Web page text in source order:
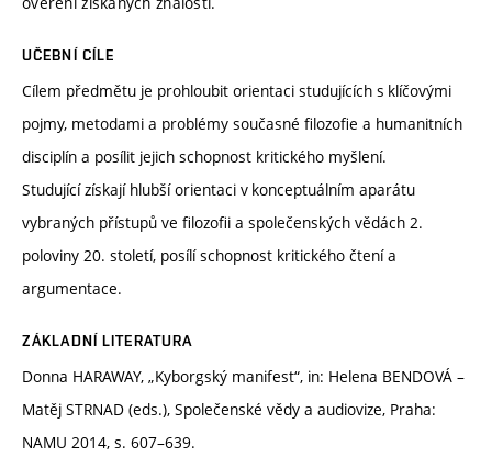
UČEBNÍ CÍLE
Cílem předmětu je prohloubit orientaci studujících s klíčovými
pojmy, metodami a problémy současné filozofie a humanitních
disciplín a posílit jejich schopnost kritického myšlení.
Studující získají hlubší orientaci v konceptuálním aparátu
vybraných přístupů ve filozofii a společenských vědách 2.
poloviny 20. století, posílí schopnost kritického čtení a
argumentace.
ZÁKLADNÍ LITERATURA
Donna HARAWAY, „Kyborgský manifest“, in: Helena BENDOVÁ –
Matěj STRNAD (eds.), Společenské vědy a audiovize, Praha:
NAMU 2014, s. 607–639.